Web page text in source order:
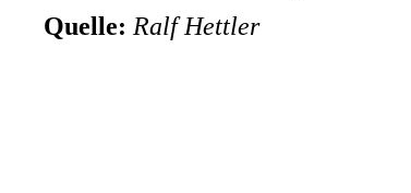
Quelle: Ralf Hettler